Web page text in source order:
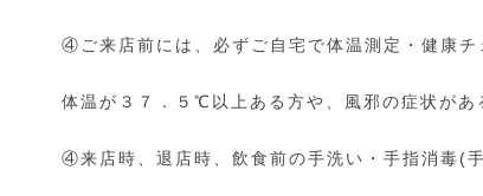
④ご来店前には、必ずご自宅で体温測定・健康チ
体温が３７．５℃以上ある方や、風邪の症状があ
④来店時、退店時、飲食前の手洗い・手指消毒(